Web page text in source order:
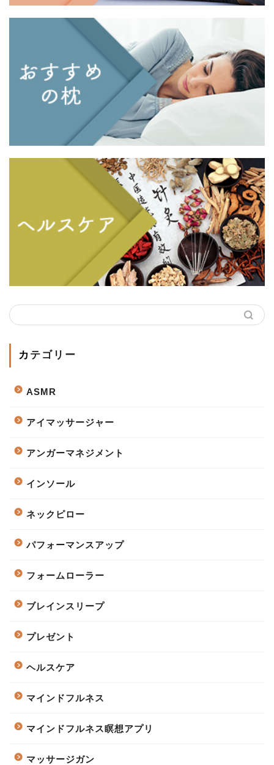
カテゴリー
ASMR
アイマッサージャー
アンガーマネジメント
インソール
ネックピロー
パフォーマンスアップ
フォームローラー
ブレインスリープ
プレゼント
ヘルスケア
マインドフルネス
マインドフルネス瞑想アプリ
マッサージガン